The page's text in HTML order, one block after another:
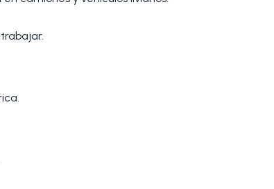
trabajar.